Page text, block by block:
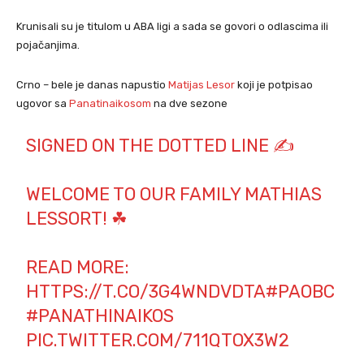
Krunisali su je titulom u ABA ligi a sada se govori o odlascima ili
pojačanjima.
Crno – bele je danas napustio Matijas Lesor koji je potpisao
ugovor sa Panatinaikosom na dve sezone
SIGNED ON THE DOTTED LINE ✍
WELCOME TO OUR FAMILY MATHIAS
LESSORT! ☘
READ MORE:
HTTPS://T.CO/3G4WNDVDTA#PAOBC
#PANATHINAIKOS
PIC.TWITTER.COM/711QTOX3W2